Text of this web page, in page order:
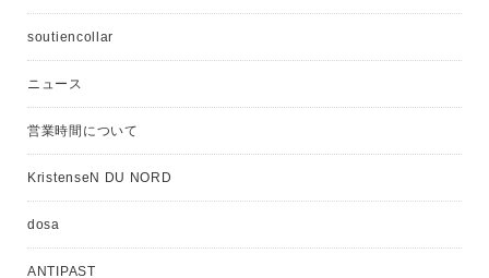
soutiencollar
ニュース
営業時間について
KristenseN DU NORD
dosa
ANTIPAST